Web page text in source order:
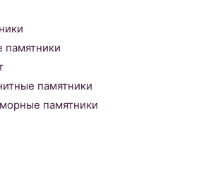
памятники
памятники
памятники